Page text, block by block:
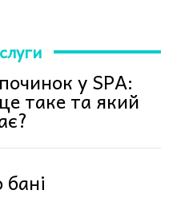
у SPA:
таке та який